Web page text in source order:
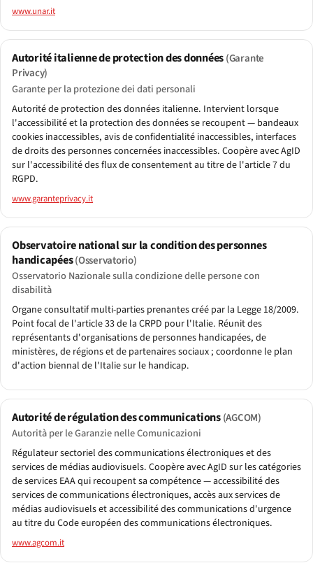
www.unar.it
Autorité italienne de protection des données(Garante
Privacy)
Garante per la protezione dei dati personali
Autorité de protection des données italienne. Intervient lorsque
l'accessibilité et la protection des données se recoupent — bandeaux
cookies inaccessibles, avis de confidentialité inaccessibles, interfaces
de droits des personnes concernées inaccessibles. Coopère avec AgID
sur l'accessibilité des flux de consentement au titre de l'article 7 du
RGPD.
www.garanteprivacy.it
Observatoire national sur la condition des personnes
handicapées(Osservatorio)
Osservatorio Nazionale sulla condizione delle persone con
disabilità
Organe consultatif multi-parties prenantes créé par la Legge 18/2009.
Point focal de l'article 33 de la CRPD pour l'Italie. Réunit des
représentants d'organisations de personnes handicapées, de
ministères, de régions et de partenaires sociaux ; coordonne le plan
d'action biennal de l'Italie sur le handicap.
Autorité de régulation des communications(AGCOM)
Autorità per le Garanzie nelle Comunicazioni
Régulateur sectoriel des communications électroniques et des
services de médias audiovisuels. Coopère avec AgID sur les catégories
de services EAA qui recoupent sa compétence — accessibilité des
services de communications électroniques, accès aux services de
médias audiovisuels et accessibilité des communications d'urgence
au titre du Code européen des communications électroniques.
www.agcom.it